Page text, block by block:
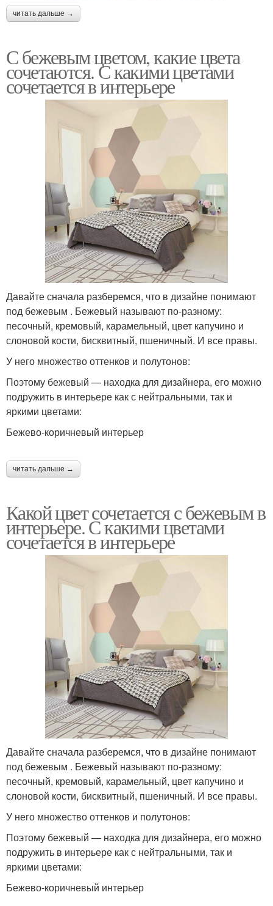
читать дальше →
С бежевым цветом, какие цвета
сочетаются. С какими цветами
сочетается в интерьере
Давайте сначала разберемся, что в дизайне понимают
под бежевым . Бежевый называют по-разному:
песочный, кремовый, карамельный, цвет капучино и
слоновой кости, бисквитный, пшеничный. И все правы.
У него множество оттенков и полутонов:
Поэтому бежевый — находка для дизайнера, его можно
подружить в интерьере как с нейтральными, так и
яркими цветами:
Бежево-коричневый интерьер
читать дальше →
Какой цвет сочетается с бежевым в
интерьере. С какими цветами
сочетается в интерьере
Давайте сначала разберемся, что в дизайне понимают
под бежевым . Бежевый называют по-разному:
песочный, кремовый, карамельный, цвет капучино и
слоновой кости, бисквитный, пшеничный. И все правы.
У него множество оттенков и полутонов:
Поэтому бежевый — находка для дизайнера, его можно
подружить в интерьере как с нейтральными, так и
яркими цветами:
Бежево-коричневый интерьер